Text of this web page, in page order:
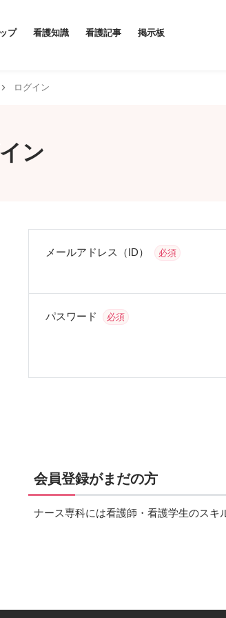
プ 看護知識 看護記事 掲示板
ログイン
ン
メールアドレス（ID） 必須
パスワード 必須
会員登録がまだの方
ナース専科には看護師・看護学生のスキ